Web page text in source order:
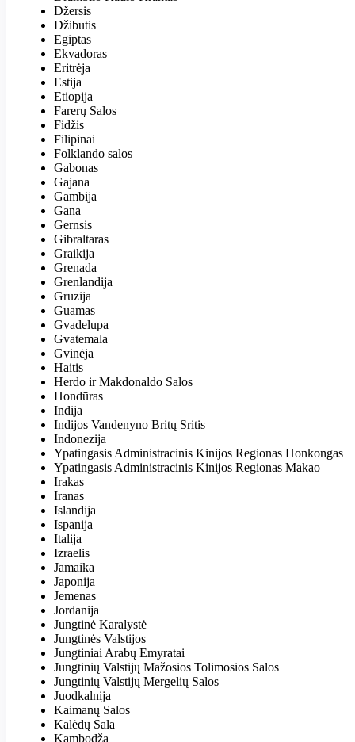
Džersis
Džibutis
Egiptas
Ekvadoras
Eritrėja
Estija
Etiopija
Farerų Salos
Fidžis
Filipinai
Folklando salos
Gabonas
Gajana
Gambija
Gana
Gernsis
Gibraltaras
Graikija
Grenada
Grenlandija
Gruzija
Guamas
Gvadelupa
Gvatemala
Gvinėja
Haitis
Herdo ir Makdonaldo Salos
Hondūras
Indija
Indijos Vandenyno Britų Sritis
Indonezija
Ypatingasis Administracinis Kinijos Regionas Honkongas
Ypatingasis Administracinis Kinijos Regionas Makao
Irakas
Iranas
Islandija
Ispanija
Italija
Izraelis
Jamaika
Japonija
Jemenas
Jordanija
Jungtinė Karalystė
Jungtinės Valstijos
Jungtiniai Arabų Emyratai
Jungtinių Valstijų Mažosios Tolimosios Salos
Jungtinių Valstijų Mergelių Salos
Juodkalnija
Kaimanų Salos
Kalėdų Sala
Kambodža